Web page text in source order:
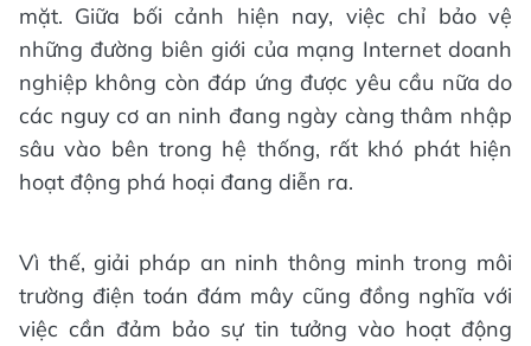
mặt. Giữa bối cảnh hiện nay, việc chỉ bảo vệ
những đường biên giới của mạng Internet doanh
nghiệp không còn đáp ứng được yêu cầu nữa do
các nguy cơ an ninh đang ngày càng thâm nhập
sâu vào bên trong hệ thống, rất khó phát hiện
hoạt động phá hoại đang diễn ra.
Vì thế, giải pháp an ninh thông minh trong môi
trường điện toán đám mây cũng đồng nghĩa với
việc cần đảm bảo sự tin tưởng vào hoạt động